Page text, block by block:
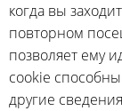
когда вы
повторном
позволяет ему
cookie
другие